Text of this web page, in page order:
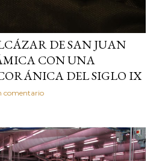
DE SAN JUAN
CON UNA
DEL SIGLO IX
comentario